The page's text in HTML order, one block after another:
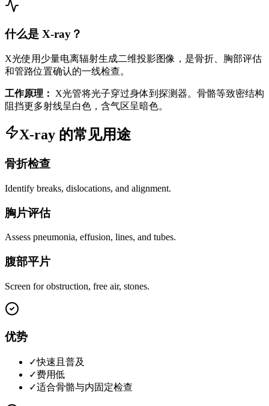
什么是 X-ray？
X光使用少量电离辐射生成二维投影图像，是骨折、胸部评估
和管路位置确认的一线检查。
工作原理：
X光管将光子穿过身体到探测器。骨骼等致密结构
阻挡更多射线呈白色，含气区呈暗色。
X-ray 的常见用途
骨折检查
Identify breaks, dislocations, and alignment.
胸片评估
Assess pneumonia, effusion, lines, and tubes.
腹部平片
Screen for obstruction, free air, stones.
优势
✓快速且普及
✓费用低
✓适合骨骼与内固定检查